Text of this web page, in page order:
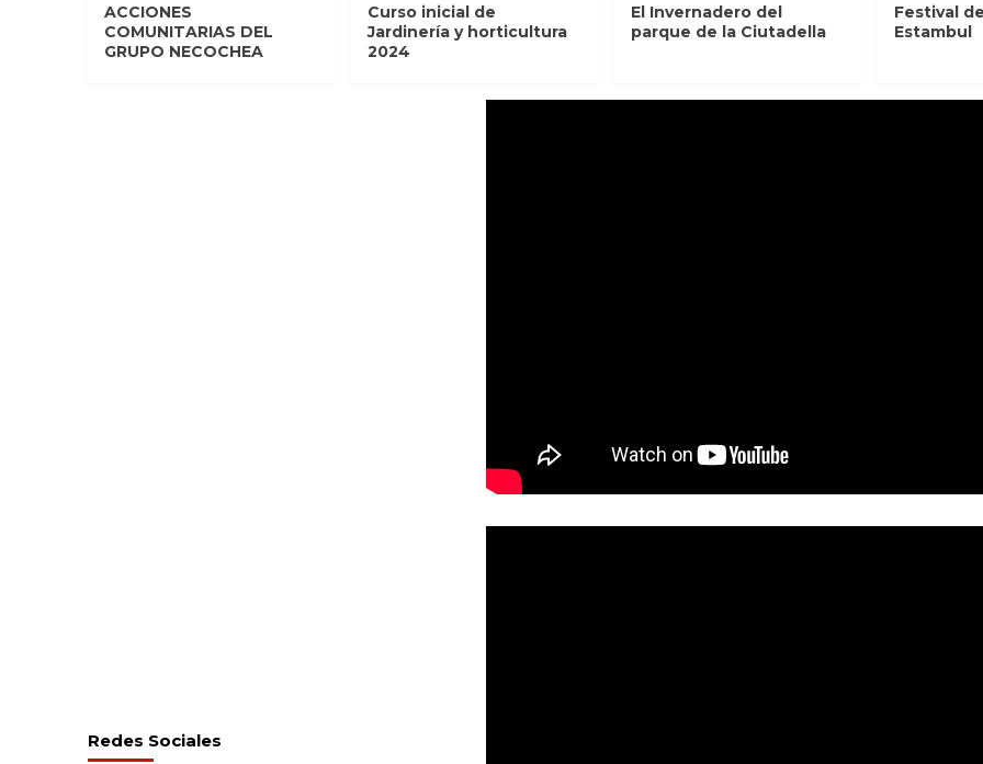
ACCIONES
COMUNITARIAS DEL
GRUPO NECOCHEA
Curso inicial de
Jardinería y horticultura
2024
El Invernadero del
parque de la Ciutadella
Festival
Estambul
Redes Sociales